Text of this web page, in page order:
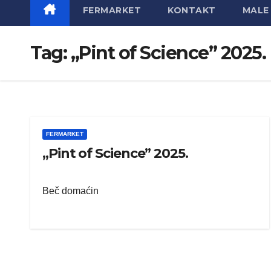
FERMARKET KONTAKT MALE
Tag:„Pint of Science” 2025.
FERMARKET
„Pint of Science” 2025.
Beč domaćin